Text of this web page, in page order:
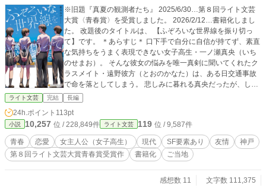
※旧題『真夏の観測者たち』 2025/6/30…第８回ライト文芸
大賞〈青春賞〉を受賞しました。 2026/2/12…書籍化しまし
た。 改題後のタイトルは、 【ふぞろいな世界線を振り切っ
て】です。 ＊あらすじ＊ 口下手で自分に自信が持てず、素直
な気持ちをうまく表現できない女子高生・一ノ瀬真央（いち
のせまお）。 そんな彼女の悩みを唯一真剣に聞いてくれたク
ラスメイト・遠野彼方（とおのかなた）は、ある日交通事故
で命を落としてしまう。 悲しみに暮れる真央だったが、しか
し翌日学校へ行くと、そこにはなぜか死んだはずの彼の姿が
あった。 「遠野くん、昨日亡くなったはずじゃ……？」 「い
や、死んだのは一ノ瀬の方だったはずだろ？」 お互いに食い
違う記憶を持つ二人は、自分たちの身に何が起きているのか
を探っていく。 不可思議な現象に巻き込まれた少年少女たち
の青春ＳＦ。
ライト文芸 完結 長編
24h.ポイント 113pt
小説 10,257 位 / 228,849件 ライト文芸 119 位 / 9,587件
青春 恋愛 女主人公（女子高生） 現代 SF要素あり 友情
神戸
第８回ライト文芸大賞青春賞受賞作
書籍化 ご当地
感想数 11
文字数 111,375